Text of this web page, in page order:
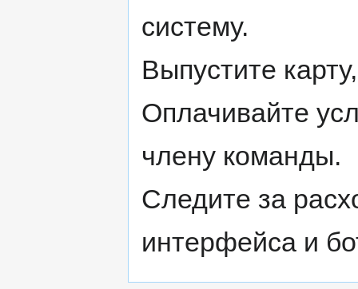
систему.
Выпустите
Оплачивайте
члену команды.
Следите за
интерфейса и